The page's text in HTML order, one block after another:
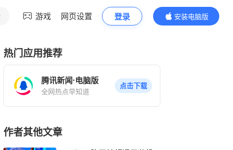
游戏 网页设置 登录
安装电脑版
内容更精彩
热门应用推荐
腾讯新闻·电脑版
全网热点早知道
点击下载
作者其他文章